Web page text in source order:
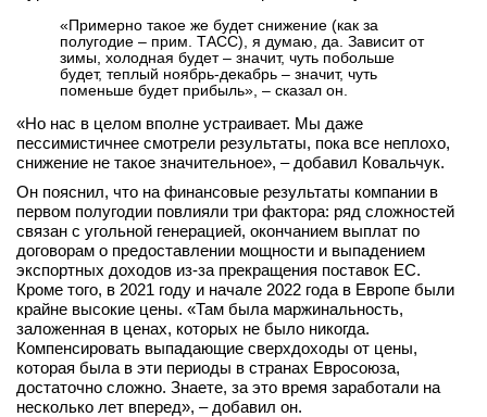
«Примерно такое же будет снижение (как за
полугодие – прим. ТАСС), я думаю, да. Зависит от
зимы, холодная будет – значит, чуть побольше
будет, теплый ноябрь-декабрь – значит, чуть
поменьше будет прибыль», – сказал он.
«Но нас в целом вполне устраивает. Мы даже
пессимистичнее смотрели результаты, пока все неплохо,
снижение не такое значительное», – добавил Ковальчук.
Он пояснил, что на финансовые результаты компании в
первом полугодии повлияли три фактора: ряд сложностей
связан с угольной генерацией, окончанием выплат по
договорам о предоставлении мощности и выпадением
экспортных доходов из-за прекращения поставок ЕС.
Кроме того, в 2021 году и начале 2022 года в Европе были
крайне высокие цены. «Там была маржинальность,
заложенная в ценах, которых не было никогда.
Компенсировать выпадающие сверхдоходы от цены,
которая была в эти периоды в странах Евросоюза,
достаточно сложно. Знаете, за это время заработали на
несколько лет вперед», – добавил он.